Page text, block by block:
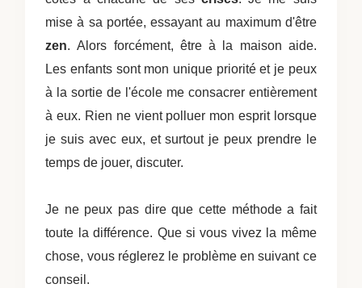
mise à sa portée, essayant au maximum d'être
zen.Alors forcément, être à la maison aide.
Les enfants sont mon unique priorité et je peux
à la sortie de l'école me consacrer entièrement
à eux. Rien ne vient polluer mon esprit lorsque
je suis avec eux, et surtout je peux prendre le
temps de jouer, discuter.
Je ne peux pas dire que cette méthode a fait
toute la différence. Que si vous vivez la même
chose, vous réglerez le problème en suivant ce
conseil.